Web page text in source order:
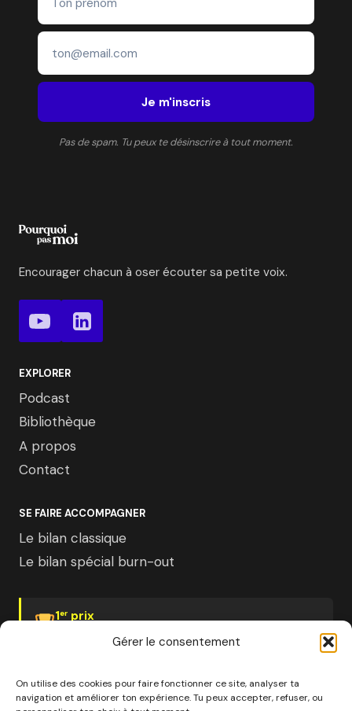
Gérer le consentement
On utilise des cookies pour faire fonctionner ce site, analyser ta
navigation et améliorer ton expérience. Tu peux accepter, refuser, ou
Je m'inscris
Pas de spam. Tu peux te désinscrire à tout moment.
Encourager chacun à oser écouter sa petite voix.
EXPLORER
Podcast
Bibliothèque
A propos
Contact
SE FAIRE ACCOMPAGNER
Le bilan classique
Le bilan spécial burn-out
1er prix